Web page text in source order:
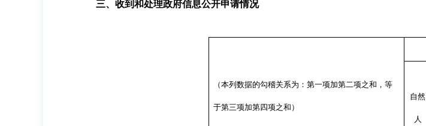
三、收到和处理政府信息公开申请情况
（本列数据的勾稽关系为：第一项加第二项之和，等
于第三项加第四项之和）
自然
人